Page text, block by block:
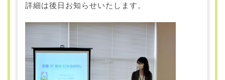
詳細は後日お知らせいたします。